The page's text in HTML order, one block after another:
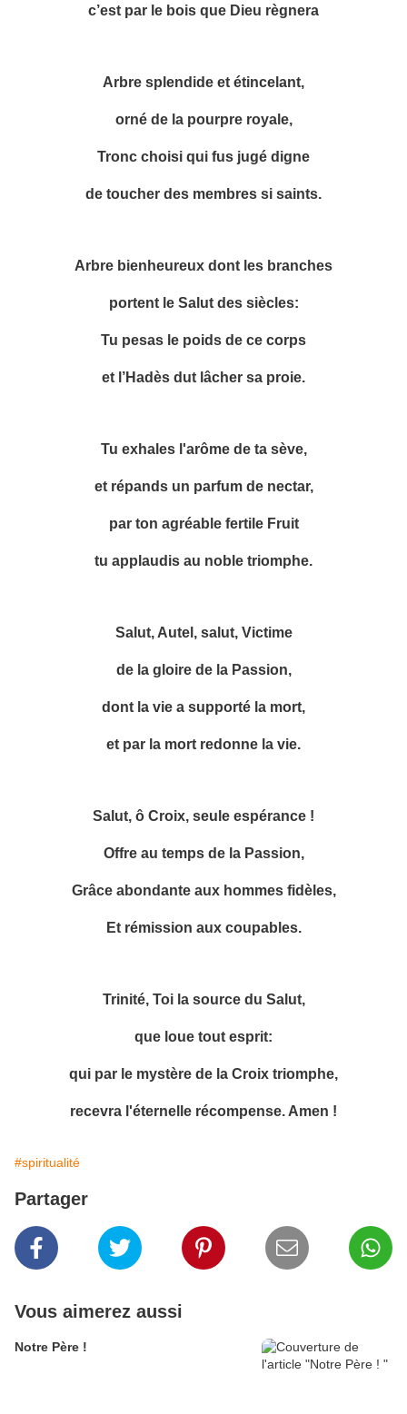
c’est par le bois que Dieu règnera
Arbre splendide et étincelant,
orné de la pourpre royale,
Tronc choisi qui fus jugé digne
de toucher des membres si saints.
Arbre bienheureux dont les branches
portent le Salut des siècles:
Tu pesas le poids de ce corps
et l’Hadès dut lâcher sa proie.
Tu exhales l'arôme de ta sève,
et répands un parfum de nectar,
par ton agréable fertile Fruit
tu applaudis au noble triomphe.
Salut, Autel, salut, Victime
de la gloire de la Passion,
dont la vie a supporté la mort,
et par la mort redonne la vie.
Salut, ô Croix, seule espérance !
Offre au temps de la Passion,
Grâce abondante aux hommes fidèles,
Et rémission aux coupables.
Trinité, Toi la source du Salut,
que loue tout esprit:
qui par le mystère de la Croix triomphe,
recevra l'éternelle récompense. Amen !
#spiritualité
Partager
Vous aimerez aussi
Notre Père !